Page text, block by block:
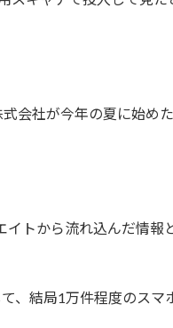
会社が今年の夏に始め
トから流れ込んだ情報
、結局1万件程度のスマ